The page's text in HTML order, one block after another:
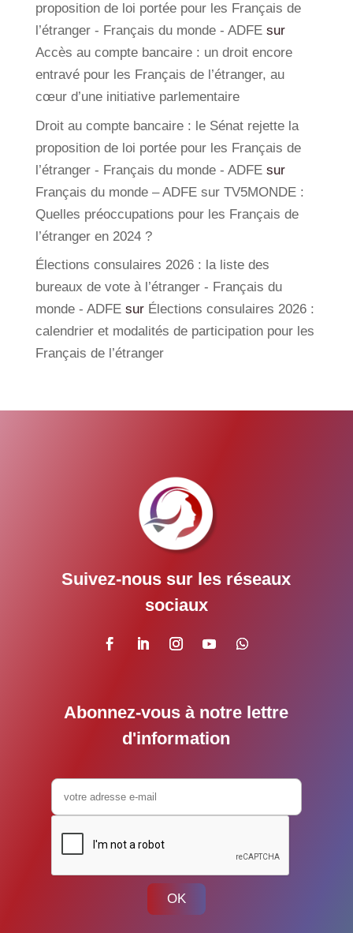
proposition de loi portée pour les Français de
l’étranger - Français du monde - ADFEsur
Accès au compte bancaire : un droit encore
entravé pour les Français de l’étranger, au
cœur d’une initiative parlementaire
Droit au compte bancaire : le Sénat rejette la
proposition de loi portée pour les Français de
l’étranger - Français du monde - ADFEsur
Français du monde – ADFE sur TV5MONDE :
Quelles préoccupations pour les Français de
l’étranger en 2024 ?
Élections consulaires 2026 : la liste des
bureaux de vote à l’étranger - Français du
monde - ADFEsur Élections consulaires 2026 :
calendrier et modalités de participation pour les
Français de l’étranger
Suivez-nous sur les réseaux
sociaux
Abonnez-vous à notre lettre
d'information
OK